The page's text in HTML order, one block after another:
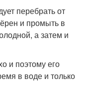
перебрать от
и промыть в
а затем и
и поэтому его
в воде и только